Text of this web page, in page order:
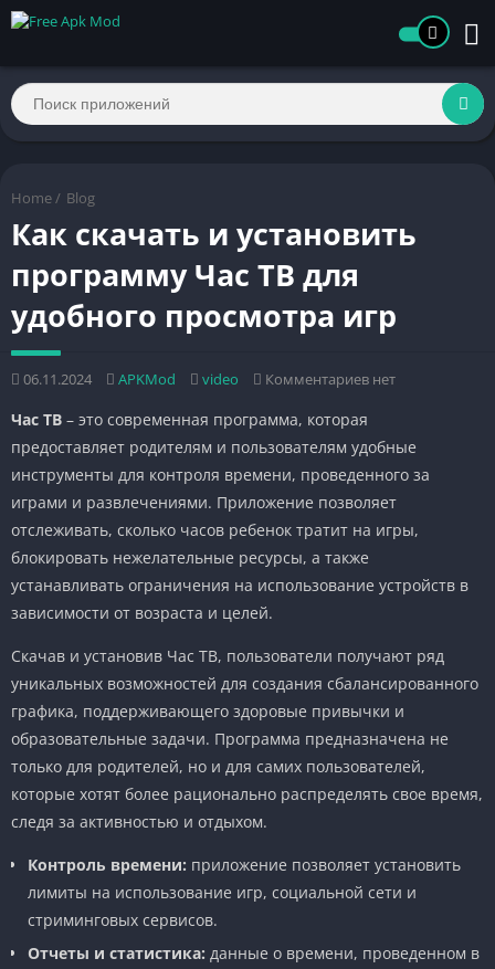
Home / Blog
Как скачать и установить
программу Час ТВ для
удобного просмотра игр
06.11.2024 APKMod video Комментариев нет
Час ТВ – это современная программа, которая
предоставляет родителям и пользователям удобные
инструменты для контроля времени, проведенного за
играми и развлечениями. Приложение позволяет
отслеживать, сколько часов ребенок тратит на игры,
блокировать нежелательные ресурсы, а также
устанавливать ограничения на использование устройств в
зависимости от возраста и целей.
Скачав и установив Час ТВ, пользователи получают ряд
уникальных возможностей для создания сбалансированного
графика, поддерживающего здоровые привычки и
образовательные задачи. Программа предназначена не
только для родителей, но и для самих пользователей,
которые хотят более рационально распределять свое время,
следя за активностью и отдыхом.
Контроль времени: приложение позволяет установить
лимиты на использование игр, социальной сети и
стриминговых сервисов.
Отчеты и статистика: данные о времени, проведенном в